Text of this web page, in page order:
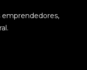
emprendedores,